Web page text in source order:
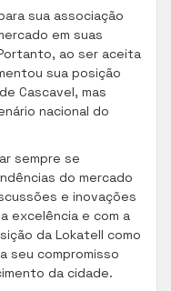
sua associação
em suas
ao ser aceita
sua posição
Cascavel, mas
nacional do
sempre se
do mercado
e inovações
excelência e com a
da Lokatell como
seu compromisso
da cidade.